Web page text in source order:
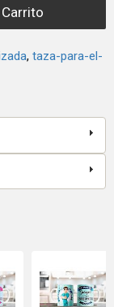
taza-para-el-